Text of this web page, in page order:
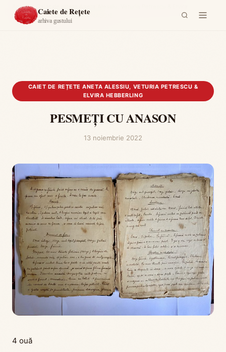
Caiete de Rețete
arhiva gustului
Acasă ›
Hebberling › PESMEȚI CU ANASON
CAIET DE REȚETE ANETA ALESSIU, VETURIA PETRESCU &
ELVIRA HEBBERLING
PESMEȚI CU ANASON
13 noiembrie 2022
4 ouă